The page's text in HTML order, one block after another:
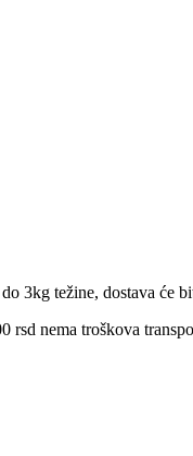
3kg težine, dostava će
rsd nema troškova